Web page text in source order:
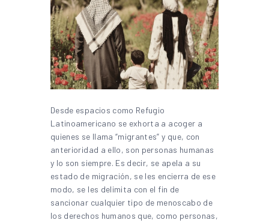
Desde espacios como Refugio
Latinoamericano se exhorta a acoger a
quienes se llama “migrantes” y que, con
anterioridad a ello, son personas humanas
y lo son siempre. Es decir, se apela a su
estado de migración, se les encierra de ese
modo, se les delimita con el fin de
sancionar cualquier tipo de menoscabo de
los derechos humanos que, como personas,